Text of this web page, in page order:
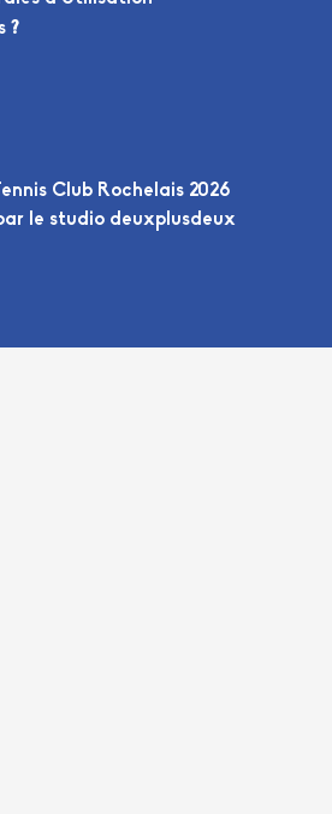
?
Club Rochelais 2026
le studio deuxplusdeux